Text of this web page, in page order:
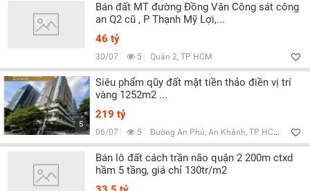
Bán đất MT đường Đồng Văn Công sát công
an Q2 cũ , P Thạnh Mỹ Lợi,...
46 tỷ
30/07 5 Quận 2, TP HCM
5
Siêu phẩm qũy đất mặt tiền thảo điền vị trí
vàng 1252m2 ...
219 tỷ
06/07 5 Đường An Phú, An Khánh, TP HCM
Bán lô đất cách trần não quận 2 200m ctxd
hầm 5 tầng, giá chỉ 130tr/m2